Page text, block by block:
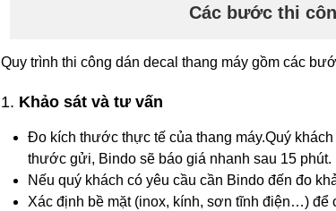
Các bước thi
Quy trình thi công dán decal thang máy gồm các
1. Khảo sát và tư vấn
Đo kích thước thực tế của thang máy.Quý
thước gửi, Bindo sẽ báo giá nhanh sau 15 phút.
Nếu quý khách có yêu cầu cần Bindo đến đo
Xác định bề mặt (inox, kính, sơn tĩnh điện…) để